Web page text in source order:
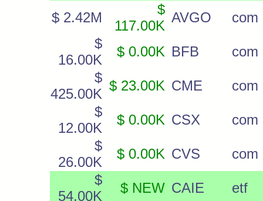
$ 2.42M
$
117.00K
AVGO
com
$
16.00K
$ 0.00K BFB
com
$
425.00K
$ 23.00K CME
com
$
12.00K
$ 0.00K CSX
com
$
26.00K
$ 0.00K CVS
com
$
54.00K
$ NEW CAIE
etf